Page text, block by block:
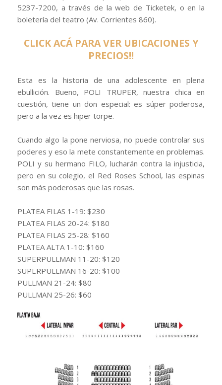
5237-7200, a través de la web de Ticketek, o en la
boletería del teatro (Av. Corrientes 860).
CLICK ACÁ PARA VER UBICACIONES Y
PRECIOS!!
Esta es la historia de una adolescente en plena
ebullición. Bueno, POLI TRUPER, nuestra chica en
cuestión, tiene un don especial: es súper poderosa,
pero a la vez es hiper torpe.
Cuando algo la pone nerviosa, no puede controlar sus
poderes y eso la mete constantemente en problemas.
POLI y su hermano FILO, lucharán contra la injusticia,
pero en su colegio, el Red Roses School, las espinas
son más poderosas que las rosas.
PLATEA FILAS 1-19: $230
PLATEA FILAS 20-24: $180
PLATEA FILAS 25-28: $160
PLATEA ALTA 1-10: $160
SUPERPULLMAN 11-20: $120
SUPERPULLMAN 16-20: $100
PULLMAN 21-24: $80
PULLMAN 25-26: $60